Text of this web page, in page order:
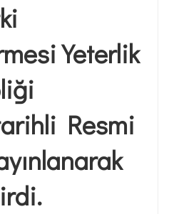
Yeterlik
Resmi